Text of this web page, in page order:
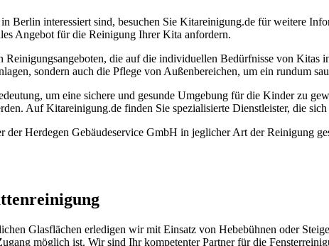
Berlin interessiert sind, besuchen Sie Kitareinigung.de für weitere
Angebot für die Reinigung Ihrer Kita anfordern.
die auf die individuellen Bedürfnisse von
sondern auch die Pflege von Außenbereichen, um ein rundum
um eine sichere und gesunde Umgebung für die Kinder zu
Auf Kitareinigung.de finden Sie spezialisierte Dienstleister, die
der Herdegen Gebäudeservice GmbH in jeglicher Art der Reinigung
Glasflächen erledigen wir mit Einsatz von Hebebühnen oder
möglich ist. Wir sind Ihr kompetenter Partner für die